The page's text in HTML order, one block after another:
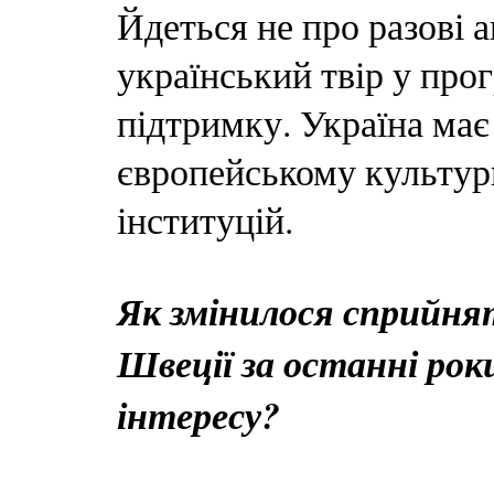
Йдеться не про разові
український твір у
підтримку. Україна
європейському
інституцій.
Як змінилося
Швеції за останні
інтересу?